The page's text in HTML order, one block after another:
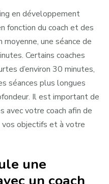
en développement
fonction du coach et des
une séance de
Certains coaches
d’environ 30 minutes,
séances plus longues
Il est important de
avec votre coach afin de
vos objectifs et à votre
une